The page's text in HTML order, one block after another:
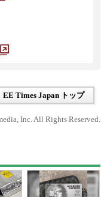
EE Times Japan トップ
Inc. All Rights Reserved.